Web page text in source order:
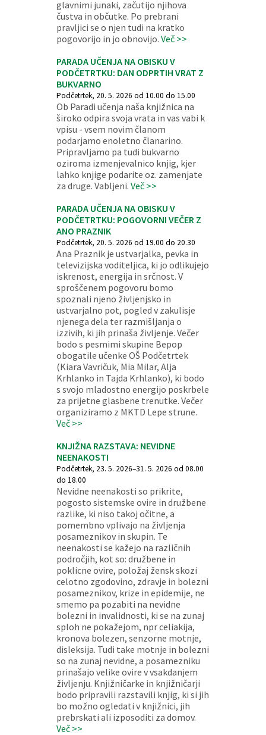
glavnimi junaki, začutijo njihova
čustva in občutke. Po prebrani
pravljici se o njen tudi na kratko
pogovorijo in jo obnovijo. Več >>
PARADA UČENJA NA OBISKU V
PODČETRTKU: DAN ODPRTIH VRAT Z
BUKVARNO
Podčetrtek, 20. 5. 2026 od 10.00 do 15.00
Ob Paradi učenja naša knjižnica na
široko odpira svoja vrata in vas vabi k
vpisu - vsem novim članom
podarjamo enoletno članarino.
Pripravljamo pa tudi bukvarno
oziroma izmenjevalnico knjig, kjer
lahko knjige podarite oz. zamenjate
za druge. Vabljeni. Več >>
PARADA UČENJA NA OBISKU V
PODČETRTKU: POGOVORNI VEČER Z
ANO PRAZNIK
Podčetrtek, 20. 5. 2026 od 19.00 do 20.30
Ana Praznik je ustvarjalka, pevka in
televizijska voditeljica, ki jo odlikujejo
iskrenost, energija in srčnost. V
sproščenem pogovoru bomo
spoznali njeno življenjsko in
ustvarjalno pot, pogled v zakulisje
njenega dela ter razmišljanja o
izzivih, ki jih prinaša življenje. Večer
bodo s pesmimi skupine Bepop
obogatile učenke OŠ Podčetrtek
(Kiara Vavričuk, Mia Milar, Alja
Krhlanko in Tajda Krhlanko), ki bodo
s svojo mladostno energijo poskrbele
za prijetne glasbene trenutke. Večer
organiziramo z MKTD Lepe strune.
Več >>
KNJIŽNA RAZSTAVA: NEVIDNE
NEENAKOSTI
Podčetrtek, 23. 5. 2026–31. 5. 2026 od 08.00
do 18.00
Nevidne neenakosti so prikrite,
pogosto sistemske ovire in družbene
razlike, ki niso takoj očitne, a
pomembno vplivajo na življenja
posameznikov in skupin. Te
neenakosti se kažejo na različnih
področjih, kot so: družbene in
poklicne ovire, položaj žensk skozi
celotno zgodovino, zdravje in bolezni
posameznikov, krize in epidemije, ne
smemo pa pozabiti na nevidne
bolezni in invalidnosti, ki se na zunaj
sploh ne pokažejom, npr celiakija,
kronova bolezen, senzorne motnje,
disleksija. Tudi take motnje in bolezni
so na zunaj nevidne, a posamezniku
prinašajo velike ovire v vsakdanjem
življenju. Knjižničarke in knjižničarji
bodo pripravili razstavili knjig, ki si jih
bo možno ogledati v knjižnici, jih
prebrskati ali izposoditi za domov.
Več >>